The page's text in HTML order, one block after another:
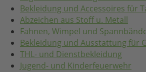
Bekleidung und Accessoires für
Abzeichen aus Stoff u. Metall
Fahnen, Wimpel und
Bekleidung und Ausstattung für
THL- und Dienstbekleidung
Jugend- und Kinderfeuerwehr